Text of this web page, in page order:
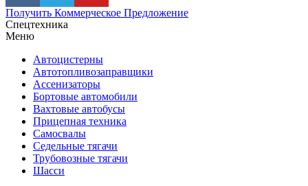
Получить Коммерческое Предложение
Спецтехника
Меню
Автоцистерны
Автотопливозаправщики
Ассенизаторы
Бортовые автомобили
Вахтовые автобусы
Прицепная техника
Самосвалы
Седельные тягачи
Трубовозные тягачи
Шасси